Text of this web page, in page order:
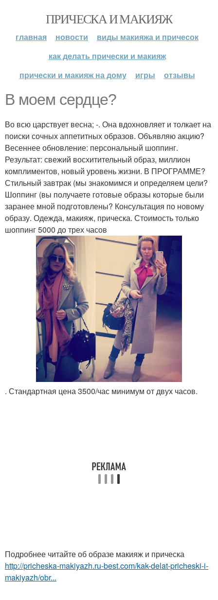
ПРИЧЕСКА И МАКИЯЖ
главная новости
виды макияжа и причесок
как делать прически и макияж
прически и макияж на дому
игры отзывы
В моем сердце?
Во всю царствует весна; -. Она вдохновляет и толкает на
поиски сочных аппетитных образов. Объявляю акцию?
Весеннее обновление: персональный шоппинг.
Результат: свежий восхитительный образ, миллион
комплиментов, новый уровень жизни. В ПРОГРАММЕ?
Стильный завтрак (мы знакомимся и определяем цели?
Шоппинг (вы получаете готовые образы которые были
заранее мной подготовлены? Консультация по новому
образу. Одежда, макияж, прическа. Стоимость только
шоппинг 5000 до трех часов
. Стандартная цена 3500/час минимум от двух часов.
Подробнее читайте об образе макияж и прическа
http://pricheska-makiyazh.ru-best.com/kak-delat-pricheski-i-
makiyazh/obr...